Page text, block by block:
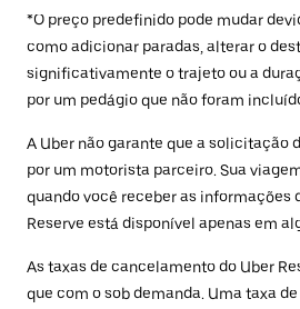
*O preço predefinido pode mudar
como adicionar paradas, alterar o
significativamente o trajeto ou a
por um pedágio que não foram
A Uber não garante que a solicitação
por um motorista parceiro. Sua
quando você receber as informações
Reserve está disponível apenas em
As taxas de cancelamento do Uber
que com o sob demanda. Uma taxa